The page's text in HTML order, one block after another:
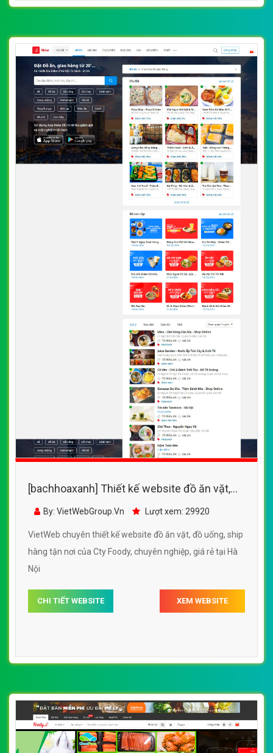
[bachhoaxanh] Thiết kế website đồ ăn vặt,
đồ uống, ship hàng tận nơi của Cty Foody
By: VietWebGroup.Vn Lượt xem: 29920
VietWeb chuyên thiết kế website đồ ăn vặt, đồ uống, ship
hàng tận nơi của Cty Foody, chuyên nghiệp, giá rẻ tại Hà
Nội
CHI TIẾT WEBSITE XEM WEBSITE